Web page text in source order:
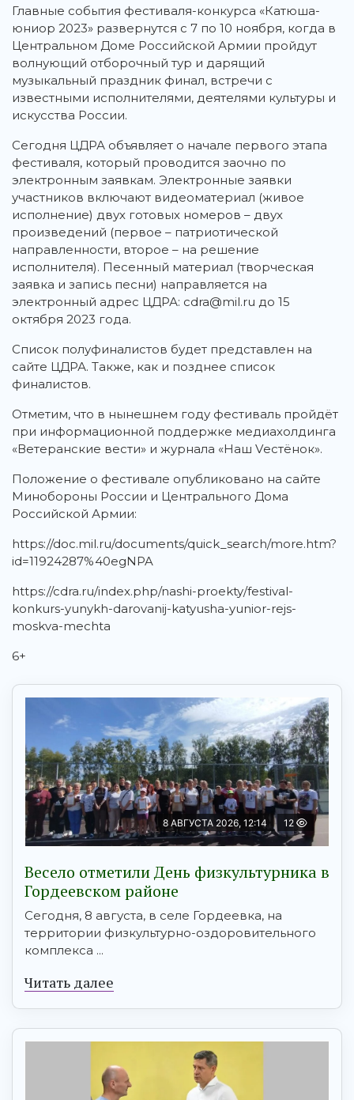
Главные события фестиваля-конкурса «Катюша-
юниор 2023» развернутся с 7 по 10 ноября, когда в
Центральном Доме Российской Армии пройдут
волнующий отборочный тур и дарящий
музыкальный праздник финал, встречи с
известными исполнителями, деятелями культуры и
искусства России.
Сегодня ЦДРА объявляет о начале первого этапа
фестиваля, который проводится заочно по
электронным заявкам. Электронные заявки
участников включают видеоматериал (живое
исполнение) двух готовых номеров – двух
произведений (первое – патриотической
направленности, второе – на решение
исполнителя). Песенный материал (творческая
заявка и запись песни) направляется на
электронный адрес ЦДРА: cdra@mil.ru до 15
октября 2023 года.
Список полуфиналистов будет представлен на
сайте ЦДРА. Также, как и позднее список
финалистов.
Отметим, что в нынешнем году фестиваль пройдёт
при информационной поддержке медиахолдинга
«Ветеранские вести» и журнала «Наш Vестёнок».
Положение о фестивале опубликовано на сайте
Минобороны России и Центрального Дома
Российской Армии:
https://doc.mil.ru/documents/quick_search/more.htm?
id=11924287%40egNPA
https://cdra.ru/index.php/nashi-proekty/festival-
konkurs-yunykh-darovanij-katyusha-yunior-rejs-
moskva-mechta
6+
8 АВГУСТА 2026, 12:14 12
Весело отметили День физкультурника в
Гордеевском районе
Сегодня, 8 августа, в селе Гордеевка, на
территории физкультурно-оздоровительного
комплекса ...
Читать далее